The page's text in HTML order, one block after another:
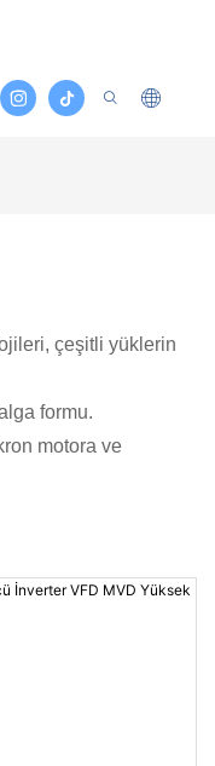
çeşitli yüklerin
formu.
motora ve